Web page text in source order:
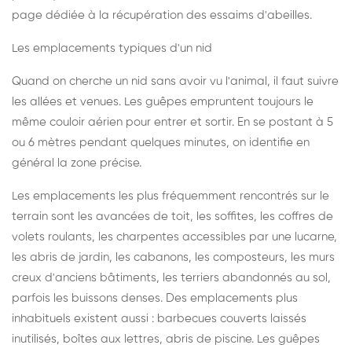
page dédiée à la récupération des essaims d'abeilles.
Les emplacements typiques d'un nid
Quand on cherche un nid sans avoir vu l'animal, il faut suivre
les allées et venues. Les guêpes empruntent toujours le
même couloir aérien pour entrer et sortir. En se postant à 5
ou 6 mètres pendant quelques minutes, on identifie en
général la zone précise.
Les emplacements les plus fréquemment rencontrés sur le
terrain sont les avancées de toit, les soffites, les coffres de
volets roulants, les charpentes accessibles par une lucarne,
les abris de jardin, les cabanons, les composteurs, les murs
creux d'anciens bâtiments, les terriers abandonnés au sol,
parfois les buissons denses. Des emplacements plus
inhabituels existent aussi : barbecues couverts laissés
inutilisés, boîtes aux lettres, abris de piscine. Les guêpes